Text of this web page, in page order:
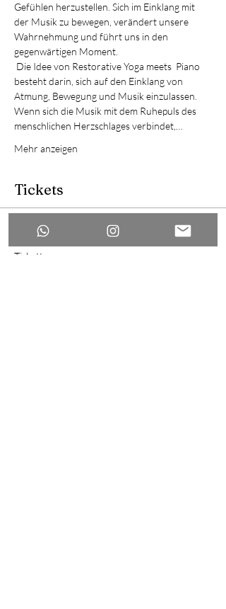
Gefühlen herzustellen. Sich im Einklang mit
der Musik zu bewegen, verändert unsere
Wahrnehmung und führt uns in den
gegenwärtigen Moment.
Die Idee von Restorative Yoga meets  Piano
besteht darin, sich auf den Einklang von
Atmung, Bewegung und Musik einzulassen.
Wenn sich die Musik mit dem Ruhepuls des
menschlichen Herzschlages verbindet,…
Mehr anzeigen
Tickets
Ausverkauft
Tickettyp